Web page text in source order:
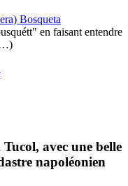
Bosqueta
en faisant entendre
avec une belle
napoléonien